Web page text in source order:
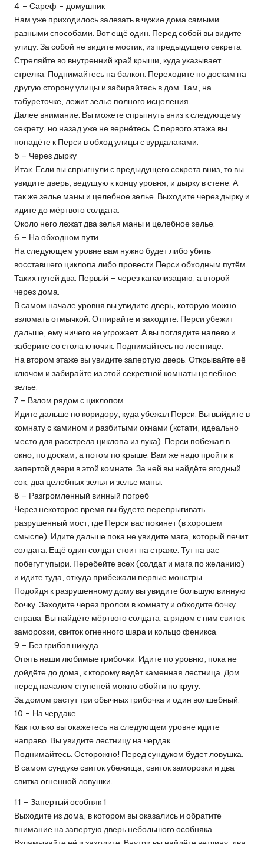
4 – Сареф – домушник
Нам уже приходилось залезать в чужие дома самыми
разными способами. Вот ещё один. Перед собой вы видите
улицу. За собой не видите мостик, из предыдущего секрета.
Стреляйте во внутренний край крыши, куда указывает
стрелка. Поднимайтесь на балкон. Переходите по доскам на
другую сторону улицы и забирайтесь в дом. Там, на
табуреточке, лежит зелье полного исцеления.
Далее внимание. Вы можете спрыгнуть вниз к следующему
секрету, но назад уже не вернётесь. С первого этажа вы
попадёте к Перси в обход улицы с вурдалаками.
5 – Через дырку
Итак. Если вы спрыгнули с предыдущего секрета вниз, то вы
увидите дверь, ведущую к концу уровня, и дырку в стене. А
так же зелье маны и целебное зелье. Выходите через дырку и
идите до мёртвого солдата.
Около него лежат два зелья маны и целебное зелье.
6 – На обходном пути
На следующем уровне вам нужно будет либо убить
восставшего циклопа либо провести Перси обходным путём.
Таких путей два. Первый – через канализацию, а второй
через дома.
В самом начале уровня вы увидите дверь, которую можно
взломать отмычкой. Отпирайте и заходите. Перси убежит
дальше, ему ничего не угрожает. А вы поглядите налево и
заберите со стола ключик. Поднимайтесь по лестнице.
На втором этаже вы увидите запертую дверь. Открывайте её
ключом и забирайте из этой секретной комнаты целебное
зелье.
7 – Взлом рядом с циклопом
Идите дальше по коридору, куда убежал Перси. Вы выйдите в
комнату с камином и разбитыми окнами (кстати, идеально
место для расстрела циклопа из лука). Перси побежал в
окно, по доскам, а потом по крыше. Вам же надо пройти к
запертой двери в этой комнате. За ней вы найдёте ягодный
сок, два целебных зелья и зелье маны.
8 – Разгромленный винный погреб
Через некоторое время вы будете перепрыгивать
разрушенный мост, где Перси вас покинет (в хорошем
смысле). Идите дальше пока не увидите мага, который лечит
солдата. Ещё один солдат стоит на страже. Тут на вас
побегут упыри. Перебейте всех (солдат и мага по желанию)
и идите туда, откуда прибежали первые монстры.
Подойдя к разрушенному дому вы увидите большую винную
бочку. Заходите через пролом в комнату и обходите бочку
справа. Вы найдёте мёртвого солдата, а рядом с ним свиток
заморозки, свиток огненного шара и кольцо феникса.
9 – Без грибов никуда
Опять наши любимые грибочки. Идите по уровню, пока не
дойдёте до дома, к кторому ведёт каменная лестница. Дом
перед началом ступеней можно обойти по кругу.
За домом растут три обычных грибочка и один волшебный.
10 – На чердаке
Как только вы окажетесь на следующем уровне идите
направо. Вы увидите лестницу на чердак.
Поднимайтесь. Осторожно! Перед сундуком будет ловушка.
В самом сундуке свиток убежища, свиток заморозки и два
свитка огненной ловушки.
11 – Запертый особняк 1
Выходите из дома, в котором вы оказались и обратите
внимание на запертую дверь небольшого особняка.